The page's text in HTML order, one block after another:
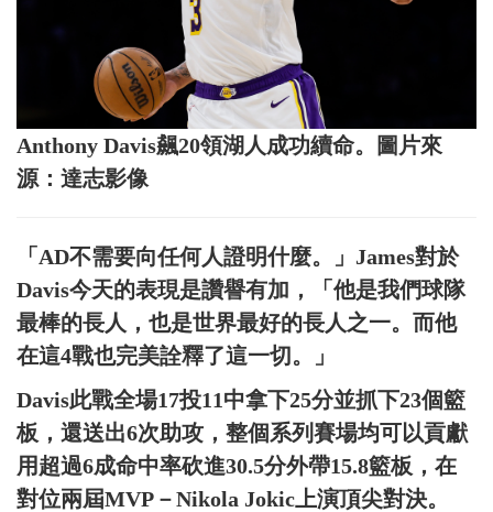
Anthony Davis飆20領湖人成功續命。圖片來
源：達志影像
「AD不需要向任何人證明什麼。」James對於
Davis今天的表現是讚譽有加，「他是我們球隊
最棒的長人，也是世界最好的長人之一。而他
在這4戰也完美詮釋了這一切。」
Davis此戰全場17投11中拿下25分並抓下23個籃
板，還送出6次助攻，整個系列賽場均可以貢獻
用超過6成命中率砍進30.5分外帶15.8籃板，在
對位兩屆MVP－Nikola Jokic上演頂尖對決。